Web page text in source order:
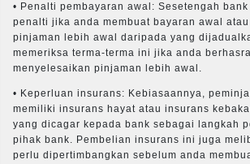
• Penalti pembayaran awal: Sesetengah
penalti jika anda membuat bayaran awal
pinjaman lebih awal daripada yang
memeriksa terma-terma ini jika anda
menyelesaikan pinjaman lebih awal.
• Keperluan insurans: Kebiasaannya,
memiliki insurans hayat atau insurans
yang dicagar kepada bank sebagai langkah
pihak bank. Pembelian insurans ini juga
perlu dipertimbangkan sebelum anda